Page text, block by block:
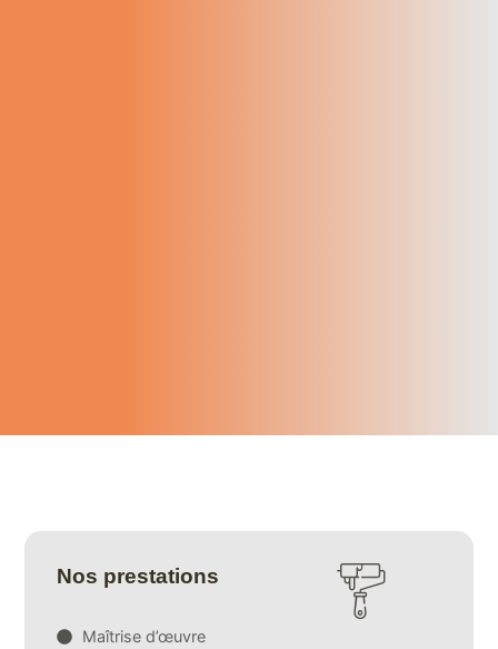
Nos prestations
Maîtrise d’œuvre